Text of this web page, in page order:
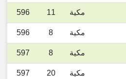
مكية 11
596
مكية 8
596
مكية 8
597
مكية 20
597